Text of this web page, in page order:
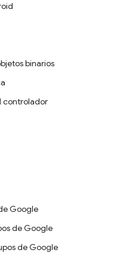
binarios
controlador
Google
de Google
de Google